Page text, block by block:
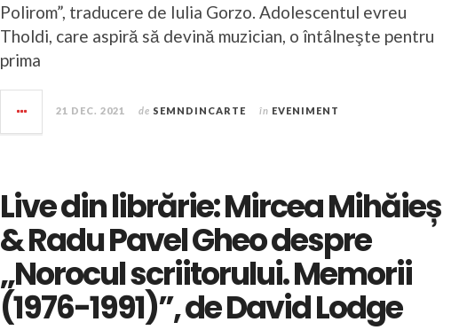
Polirom”, traducere de Iulia Gorzo. Adolescentul evreu
Tholdi, care aspiră să devină muzician, o întâlneşte pentru
prima
21 DEC. 2021 de SEMNDINCARTE în EVENIMENT
Live din librărie: Mircea Mihăieș
& Radu Pavel Gheo despre
„Norocul scriitorului. Memorii
(1976-1991)”, de David Lodge